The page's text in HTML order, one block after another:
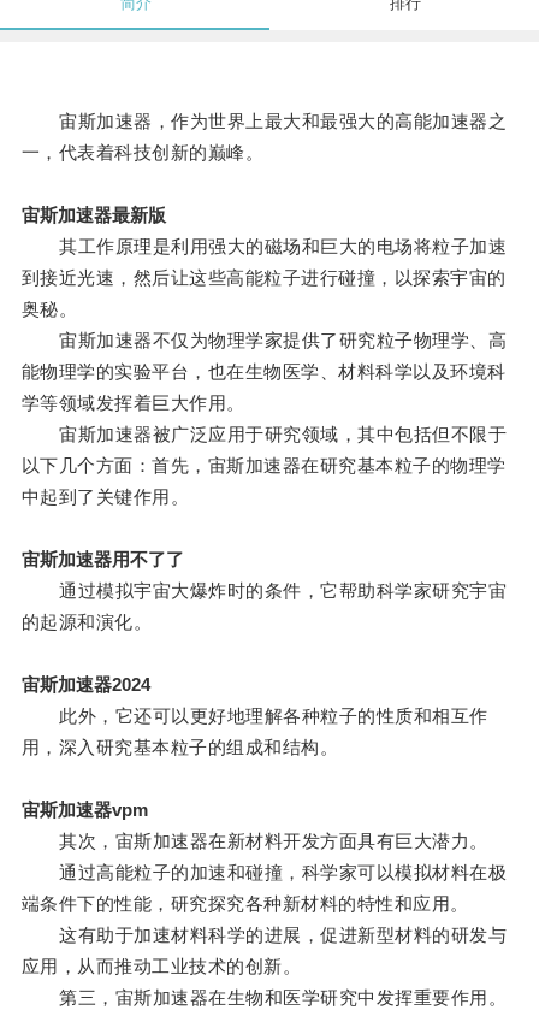
宙斯加速器，作为世界上最大和最强大的高能加速器之
一，代表着科技创新的巅峰。
宙斯加速器最新版
其工作原理是利用强大的磁场和巨大的电场将粒子加速
到接近光速，然后让这些高能粒子进行碰撞，以探索宇宙的
奥秘。
宙斯加速器不仅为物理学家提供了研究粒子物理学、高
能物理学的实验平台，也在生物医学、材料科学以及环境科
学等领域发挥着巨大作用。
宙斯加速器被广泛应用于研究领域，其中包括但不限于
以下几个方面：首先，宙斯加速器在研究基本粒子的物理学
中起到了关键作用。
宙斯加速器用不了了
通过模拟宇宙大爆炸时的条件，它帮助科学家研究宇宙
的起源和演化。
宙斯加速器2024
此外，它还可以更好地理解各种粒子的性质和相互作
用，深入研究基本粒子的组成和结构。
宙斯加速器vpm
其次，宙斯加速器在新材料开发方面具有巨大潜力。
通过高能粒子的加速和碰撞，科学家可以模拟材料在极
端条件下的性能，研究探究各种新材料的特性和应用。
这有助于加速材料科学的进展，促进新型材料的研发与
应用，从而推动工业技术的创新。
第三，宙斯加速器在生物和医学研究中发挥重要作用。